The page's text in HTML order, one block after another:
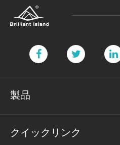
製品
クイックリンク